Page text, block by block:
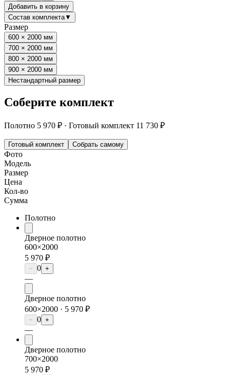
Добавить в корзину
Состав комплекта▼
Размер
600 × 2000 мм
700 × 2000 мм
800 × 2000 мм
900 × 2000 мм
Нестандартный размер
Соберите комплект
Полотно 5 970 ₽ · Готовый комплект 11 730 ₽
Готовый комплект Собрать самому
Фото
Модель
Размер
Цена
Кол-во
Сумма
Полотно
Дверное полотно
600×2000
5 970 ₽
− 0 +
—
Дверное полотно
600×2000 · 5 970 ₽
− 0 +
—
Дверное полотно
700×2000
5 970 ₽